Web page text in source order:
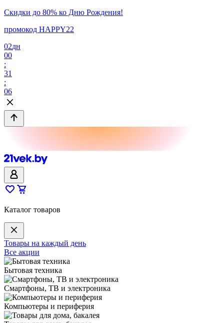
Скидки до 80% ко Дню Рождения!
промокод HAPPY22
02дн
00
:
31
:
06
Каталог товаров
Товары на каждый день
Все акции
Бытовая техника
Смартфоны, ТВ и электроника
Компьютеры и периферия